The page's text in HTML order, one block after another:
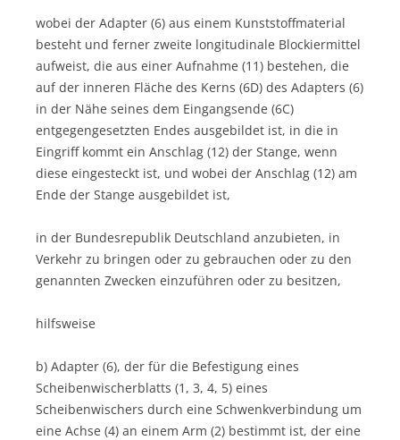
wobei der Adapter (6) aus einem Kunststoffmaterial
besteht und ferner zweite longitudinale Blockiermittel
aufweist, die aus einer Aufnahme (11) bestehen, die
auf der inneren Fläche des Kerns (6D) des Adapters (6)
in der Nähe seines dem Eingangsende (6C)
entgegengesetzten Endes ausgebildet ist, in die in
Eingriff kommt ein Anschlag (12) der Stange, wenn
diese eingesteckt ist, und wobei der Anschlag (12) am
Ende der Stange ausgebildet ist,
in der Bundesrepublik Deutschland anzubieten, in
Verkehr zu bringen oder zu gebrauchen oder zu den
genannten Zwecken einzuführen oder zu besitzen,
hilfsweise
b) Adapter (6), der für die Befestigung eines
Scheibenwischerblatts (1, 3, 4, 5) eines
Scheibenwischers durch eine Schwenkverbindung um
eine Achse (4) an einem Arm (2) bestimmt ist, der eine